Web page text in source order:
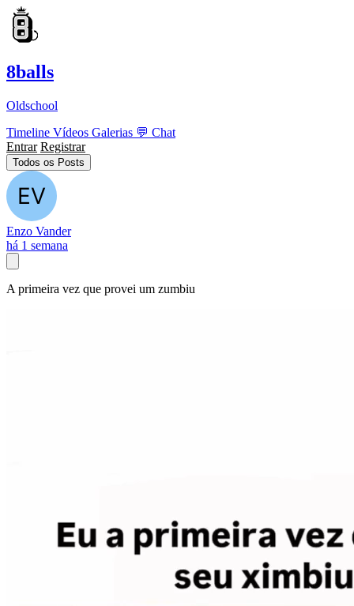
8balls
Oldschool
Timeline Vídeos Galerias 💬 Chat
Entrar Registrar
Todos os Posts
Enzo Vander
há 1 semana
A primeira vez que provei um zumbiu